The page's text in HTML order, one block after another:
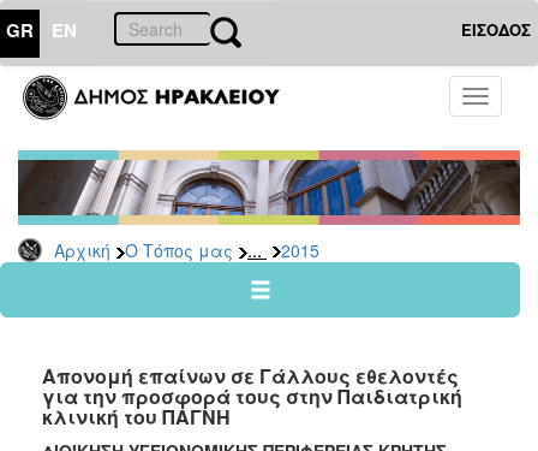
GR EN ΕΙΣΟΔΟΣ
Toggle
Αρχική Ο Τόπος μας ... 2015
ΤΟΠΟΣ
ΜΑΣ
Ανακοινώσεις
Αρχείο
2026
2024
2022
2021
Απονομή επαίνων σε Γάλλους εθελοντές
για την προσφορά τους στην Παιδιατρική
κλινική του ΠΑΓΝΗ